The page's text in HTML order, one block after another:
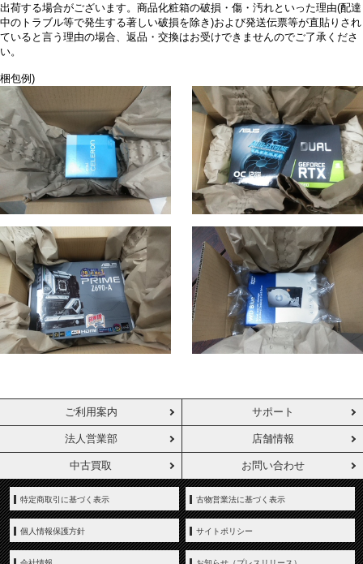
出荷する場合がございます。商品化粧箱の破損・傷・汚れといった理由(配達
中のトラブル等で発生する著しい破損を除き)および発送伝票等が直貼りされ
ていると言う理由の場合、返品・交換はお受けできませんのでご了承くださ
い。
梱包例)
ご利用案内 サポート
法人営業部 店舗情報
中古買取 お問い合わせ
特定商取引に基づく表示 古物営業法に基づく表示
個人情報保護方針 サイトポリシー